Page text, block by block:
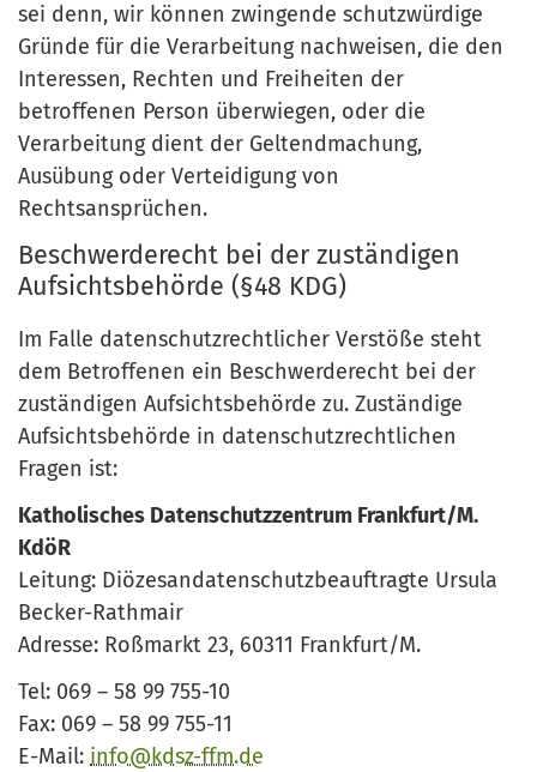
sei denn, wir können zwingende schutzwürdige
Gründe für die Verarbeitung nachweisen, die den
Interessen, Rechten und Freiheiten der
betroffenen Person überwiegen, oder die
Verarbeitung dient der Geltendmachung,
Ausübung oder Verteidigung von
Rechtsansprüchen.
Beschwerderecht bei der zuständigen
Aufsichtsbehörde (§48 KDG)
Im Falle datenschutzrechtlicher Verstöße steht
dem Betroffenen ein Beschwerderecht bei der
zuständigen Aufsichtsbehörde zu. Zuständige
Aufsichtsbehörde in datenschutzrechtlichen
Fragen ist:
Katholisches Datenschutzzentrum Frankfurt/M.
KdöR
Leitung: Diözesandatenschutzbeauftragte Ursula
Becker-Rathmair
Adresse: Roßmarkt 23, 60311 Frankfurt/M.
Tel: 069 – 58 99 755-10
Fax: 069 – 58 99 755-11
E-Mail: info@kdsz-ffm.de